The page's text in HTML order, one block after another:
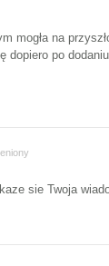
mogła na
dopiero po
sie Twoja